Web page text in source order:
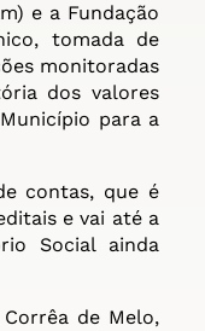
e a Fundação
tomada de
monitoradas
dos valores
para a
contas, que é
e vai até a
Social ainda
de Melo,